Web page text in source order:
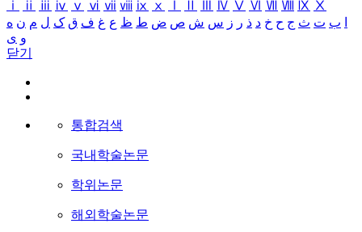
ⅰ
ⅱ ⅲ ⅳ ⅴ ⅵ ⅶ ⅷ ⅸ ⅹ Ⅳ Ⅴ Ⅵ Ⅶ Ⅷ Ⅸ Ⅹ
ب ت ث ج ح خ د ذ ر ز س ش ص ض ط ظ ع غ ف ق ک ل م ن ه
و ی
닫기
통합검색
국내학술논문
학위논문
해외학술논문